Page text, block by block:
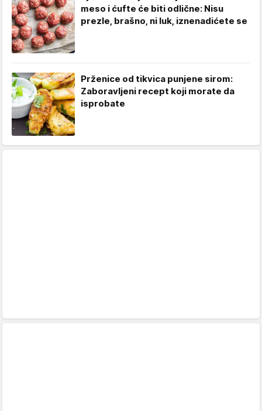
meso i ćufte će biti odlične: Nisu
prezle, brašno, ni luk, iznenadićete se
Prženice od tikvica punjene sirom:
Zaboravljeni recept koji morate da
isprobate